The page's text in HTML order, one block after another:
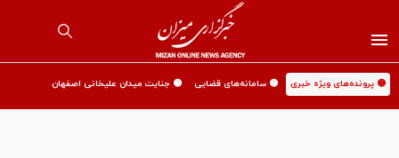
🟡 پرونده‌های ویژه خبری 🟡 سامانه‌های قضایی 🟡 جنایت میدان علیخانی اصفهان